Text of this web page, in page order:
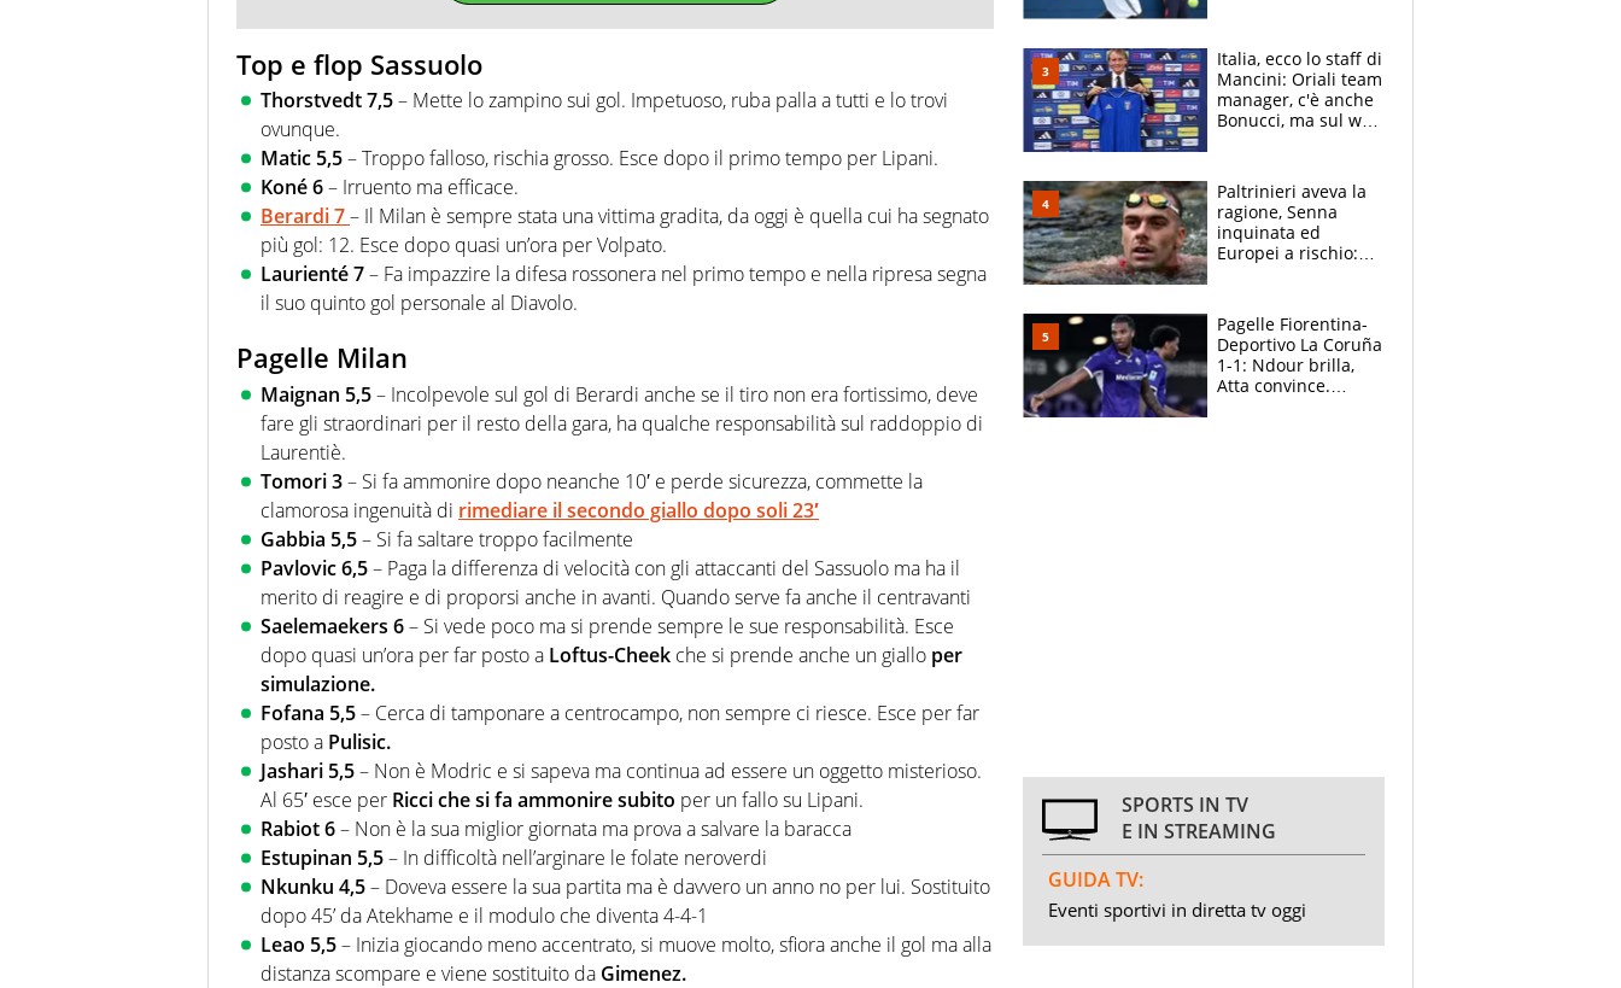
Top e flop Sassuolo
Thorstvedt 7,5– Mette lo zampino sui gol. Impetuoso, ruba palla a tutti e lo trovi
ovunque.
Matic 5,5– Troppo falloso, rischia grosso. Esce dopo il primo tempo per Lipani.
Koné 6– Irruento ma efficace.
Berardi 7– Il Milan è sempre stata una vittima gradita, da oggi è quella cui ha segnato
più gol: 12. Esce dopo quasi un’ora per Volpato.
Laurienté 7– Fa impazzire la difesa rossonera nel primo tempo e nella ripresa segna
il suo quinto gol personale al Diavolo.
Pagelle Milan
Maignan 5,5– Incolpevole sul gol di Berardi anche se il tiro non era fortissimo, deve
fare gli straordinari per il resto della gara, ha qualche responsabilità sul raddoppio di
Laurentiè.
Tomori 3– Si fa ammonire dopo neanche 10′ e perde sicurezza, commette la
clamorosa ingenuità di rimediare il secondo giallo dopo soli 23′
Gabbia 5,5– Si fa saltare troppo facilmente
Pavlovic 6,5– Paga la differenza di velocità con gli attaccanti del Sassuolo ma ha il
merito di reagire e di proporsi anche in avanti. Quando serve fa anche il centravanti
Saelemaekers 6– Si vede poco ma si prende sempre le sue responsabilità. Esce
dopo quasi un’ora per far posto a Loftus-Cheek che si prende anche un giallo per
simulazione.
Fofana 5,5– Cerca di tamponare a centrocampo, non sempre ci riesce. Esce per far
posto a Pulisic.
Jashari 5,5– Non è Modric e si sapeva ma continua ad essere un oggetto misterioso.
Al 65′ esce per Ricci che si fa ammonire subito per un fallo su Lipani.
Rabiot 6– Non è la sua miglior giornata ma prova a salvare la baracca
Estupinan 5,5– In difficoltà nell’arginare le folate neroverdi
Nkunku 4,5– Doveva essere la sua partita ma è davvero un anno no per lui. Sostituito
dopo 45’ da Atekhame e il modulo che diventa 4-4-1
Leao 5,5– Inizia giocando meno accentrato, si muove molto, sfiora anche il gol ma alla
distanza scompare e viene sostituito da Gimenez.
felice del mio livello"
Italia, ecco lo staff di
Mancini: Oriali team
manager, c'è anche
Bonucci, ma sul web
Paltrinieri aveva la
ragione, Senna
inquinata ed
Europei a rischio:
adesso
Pagelle Fiorentina-
Deportivo La Coruña
1-1: Ndour brilla,
Atta convince.
SPORTS IN TV
E IN STREAMING
GUIDA TV:
Eventi sportivi in diretta tv oggi